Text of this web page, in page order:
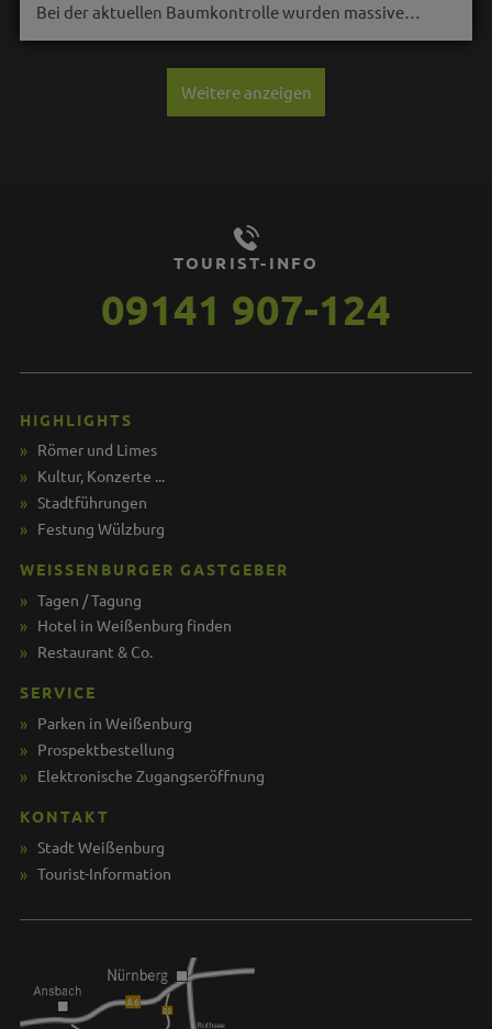
Bei der aktuellen Baumkontrolle wurden massive…
Weitere anzeigen
TOURIST-INFO
09141 907-124
HIGHLIGHTS
Römer und Limes
Kultur, Konzerte ...
Stadtführungen
Festung Wülzburg
WEISSENBURGER GASTGEBER
Tagen / Tagung
Hotel in Weißenburg finden
Restaurant & Co.
SERVICE
Parken in Weißenburg
Prospektbestellung
Elektronische Zugangseröffnung
KONTAKT
Stadt Weißenburg
Tourist-Information